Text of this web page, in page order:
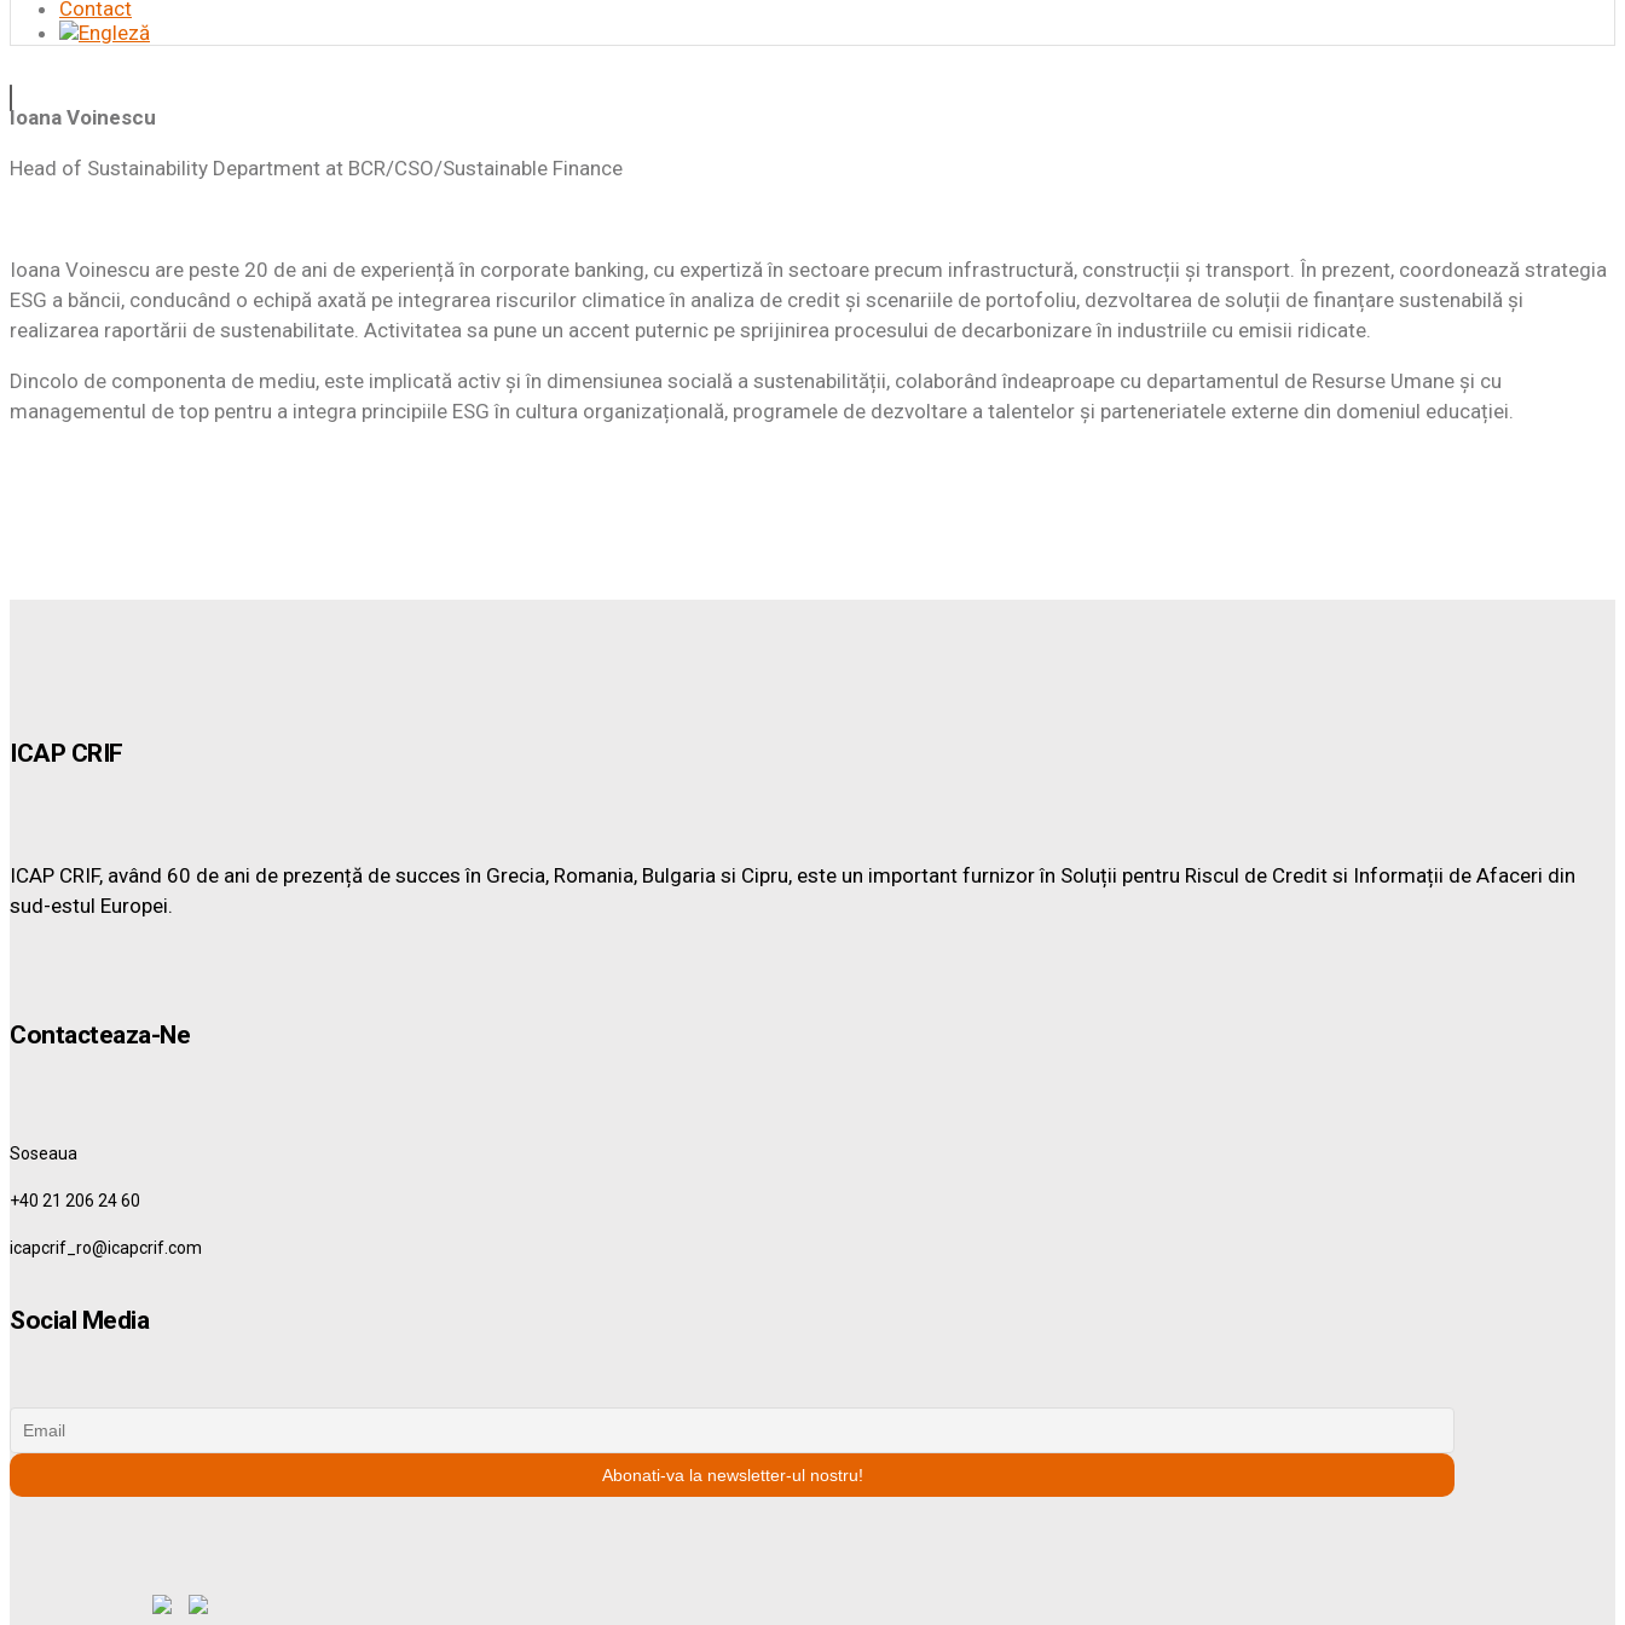
Contact
Ioana Voinescu
Head of Sustainability Department at BCR/CSO/Sustainable Finance
Ioana Voinescu are peste 20 de ani de experiență în corporate banking, cu expertiză în sectoare precum infrastructură, construcții și transport. În prezent, coordonează strategia
ESG a băncii, conducând o echipă axată pe integrarea riscurilor climatice în analiza de credit și scenariile de portofoliu, dezvoltarea de soluții de finanțare sustenabilă și
realizarea raportării de sustenabilitate. Activitatea sa pune un accent puternic pe sprijinirea procesului de decarbonizare în industriile cu emisii ridicate.
Dincolo de componenta de mediu, este implicată activ și în dimensiunea socială a sustenabilității, colaborând îndeaproape cu departamentul de Resurse Umane și cu
managementul de top pentru a integra principiile ESG în cultura organizațională, programele de dezvoltare a talentelor și parteneriatele externe din domeniul educației.
ICAP CRIF
ICAP CRIF, având 60 de ani de prezență de succes în Grecia, Romania, Bulgaria si Cipru, este un important furnizor în Soluții pentru Riscul de Credit si Informații de Afaceri din
sud-estul Europei.
Contacteaza-Ne
Soseaua
+40 21 206 24 60
icapcrif_ro@icapcrif.com
Social Media